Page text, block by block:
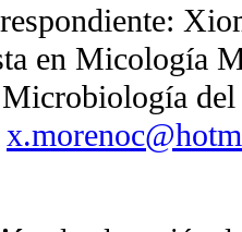
en Micología